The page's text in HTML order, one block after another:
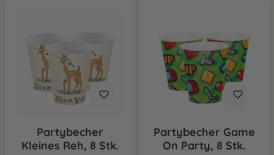
Partybecher
Kleines Reh, 8 Stk.
Partybecher Game
On Party, 8 Stk.